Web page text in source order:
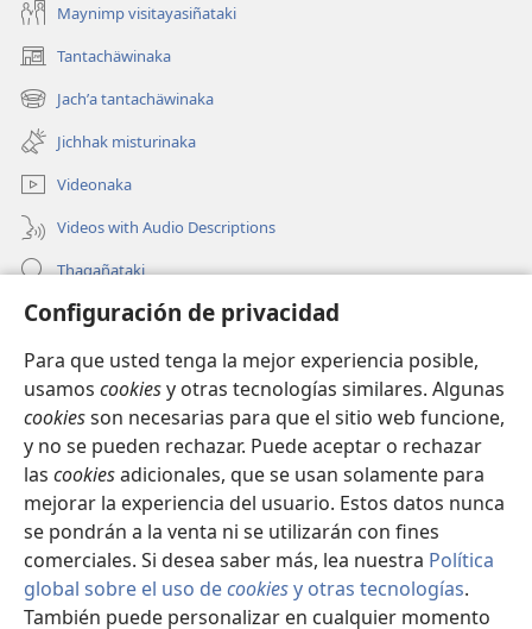
Configuración de privacidad
Para que usted tenga la mejor experiencia posible,
usamos cookiesy otras tecnologías similares. Algunas
cookiesson necesarias para que el sitio web funcione,
y no se pueden rechazar. Puede aceptar o rechazar
las cookiesadicionales, que se usan solamente para
mejorar la experiencia del usuario. Estos datos nunca
se pondrán a la venta ni se utilizarán con fines
comerciales. Si desea saber más, lea nuestra Política
global sobre el uso decookiesy otras tecnologías.
También puede personalizar en cualquier momento
Maynimp visitayasiñataki
Tantachäwinaka
(opens
new
window)
Jachʼa tantachäwinaka
(opens
new
window)
Jichhak misturinaka
Videonaka
Videos with Audio Descriptions
Thaqañataki
Oraqpachat yatiyäwinaka
Donacionanaka
(opens
window)INTERNETANKIR BIBLIOTECA
(opens
new
window)JW Hub ®
(opens
new
window)
Copyright© 2026 Watch Tower Bible and Tract Society of Pennsylvania.